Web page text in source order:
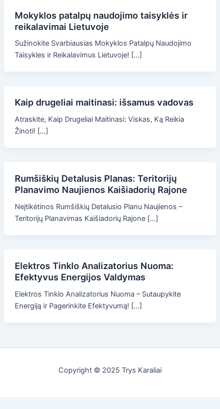
Mokyklos patalpų naudojimo taisyklės ir
reikalavimai Lietuvoje
Sužinokite Svarbiausias Mokyklos Patalpų Naudojimo
Taisykles ir Reikalavimus Lietuvoje! […]
Kaip drugeliai maitinasi: išsamus vadovas
Atraskite, Kaip Drugeliai Maitinasi: Viskas, Ką Reikia
Žinoti! […]
Rumšiškių Detalusis Planas: Teritorijų
Planavimo Naujienos Kaišiadorių Rajone
Neįtikėtinos Rumšiškių Detalusio Planu Naujienos –
Teritorijų Planavimas Kaišiadorių Rajone […]
Elektros Tinklo Analizatorius Nuoma:
Efektyvus Energijos Valdymas
Elektros Tinklo Analizatorius Nuoma – Sutaupykite
Energiją ir Pagerinkite Efektyvumą! […]
Copyright © 2025 Trys Karaliai